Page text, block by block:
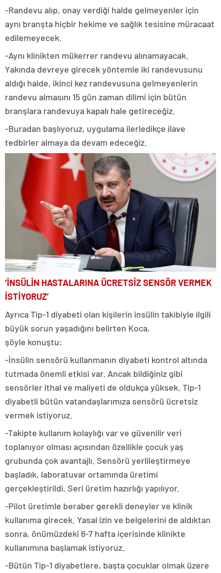
-Randevu alıp, onay verdiği halde gelmeyenler için
aynı branşta hiçbir hekime ve sağlık tesisine müracaat
edilemeyecek.
-Aynı klinikten mükerrer randevu alınamayacak.
Yakında devreye girecek yöntemle iki randevusunu
aldığı halde, ikinci kez randevusuna gelmeyenlerin
randevu almasını 15 gün zaman dilimi için bütün
branşlara randevuya kapalı hale getireceğiz.
-Buradan başlıyoruz, uygulama ilerledikçe ilave
tedbirler almaya da devam edeceğiz.
‘İNSÜLİN HASTALARINA ÜCRETSİZ SENSÖR VERMEK
İSTİYORUZ’
Ayrıca Tip-1 diyabeti olan kişilerin insülin takibiyle ilgili
büyük sorun yaşadığını belirten Koca,
şöyle konuştu:
-İnsülin sensörü kullanmanın diyabeti kontrol altında
tutmada önemli etkisi var. Ancak bildiğiniz gibi
sensörler ithal ve maliyeti de oldukça yüksek. Tip-1
diyabetli bütün vatandaşlarımıza sensörü ücretsiz
vermek istiyoruz.
-Takipte kullanım kolaylığı var ve güvenilir veri
toplanıyor olması açısından özellikle çocuk yaş
grubunda çok avantajlı. Sensörü yerlileştirmeye
başladık, laboratuvar ortamında üretimi
gerçekleştirildi. Seri üretim hazırlığı yapılıyor.
-Pilot üretimle beraber gerekli deneyler ve klinik
kullanıma girecek. Yasal izin ve belgelerini de aldıktan
sonra, önümüzdeki 6-7 hafta içerisinde klinikte
kullanımına başlamak istiyoruz.
-Bütün Tip-1 diyabetlere, başta çocuklar olmak üzere